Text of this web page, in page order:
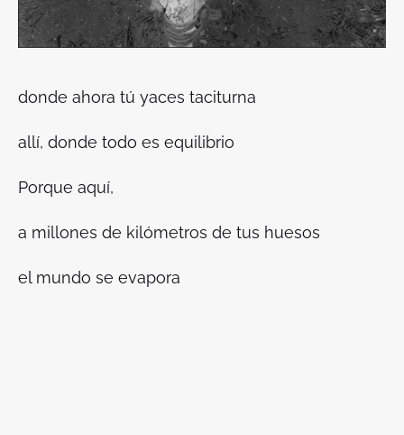
donde ahora tú yaces taciturna
allí, donde todo es equilibrio
Porque aquí,
a millones de kilómetros de tus huesos
el mundo se evapora